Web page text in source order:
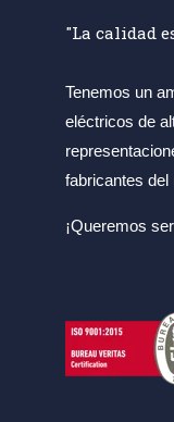
"La calidad
Tenemos un
eléctricos de
fabricantes del
¡Queremos